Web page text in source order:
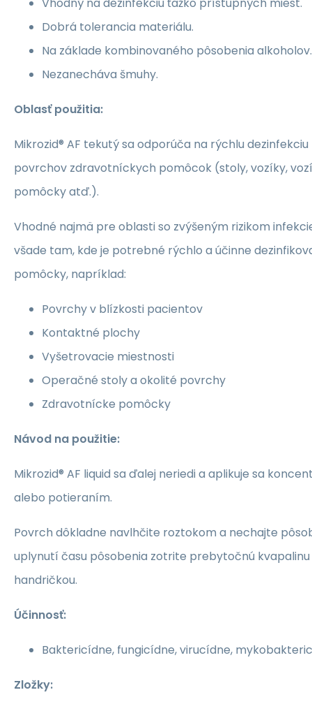
Dobrá tolerancia materiálu.
Na základe kombinovaného pôsobenia alkoholov.
Nezanecháva šmuhy.
Oblasť použitia:
Mikrozid® AF tekutý sa odporúča na rýchlu
povrchov zdravotníckych pomôcok (stoly, vozíky,
pomôcky atď.).
Vhodné najmä pre oblasti so zvýšeným rizikom
všade tam, kde je potrebné rýchlo a účinne
pomôcky, napríklad:
Povrchy v blízkosti pacientov
Kontaktné plochy
Vyšetrovacie miestnosti
Operačné stoly a okolité povrchy
Zdravotnícke pomôcky
Návod na použitie:
Mikrozid® AF liquid sa ďalej neriedi a aplikuje sa
alebo potieraním.
Povrch dôkladne navlhčite roztokom a nechajte
uplynutí času pôsobenia zotrite prebytočnú
handričkou.
Účinnosť:
Baktericídne, fungicídne, virucídne,
Zložky: